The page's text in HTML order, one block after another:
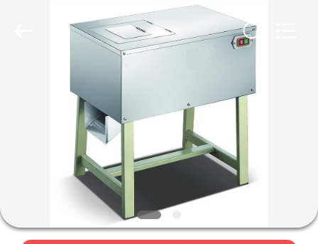
MAISON
PRODUITS
VIDÉOS